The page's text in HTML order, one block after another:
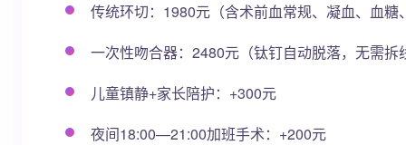
传统环切：1980元（含术前血常规、凝血、血
一次性吻合器：2480元（钛钉自动脱落，无需拆
儿童镇静+家长陪护：+300元
夜间18:00—21:00加班手术：+200元